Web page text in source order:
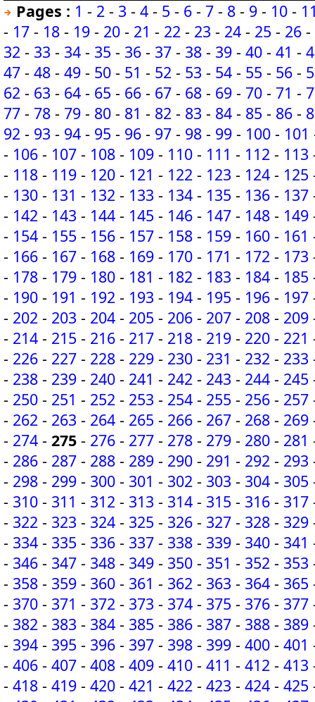
Pages : 1 - 2 - 3 - 4 - 5 - 6 - 7 - 8 - 9 - 10 -
- 17 - 18 - 19 - 20 - 21 - 22 - 23 - 24 - 25 - 26 -
32 - 33 - 34 - 35 - 36 - 37 - 38 - 39 - 40 - 41 -
47 - 48 - 49 - 50 - 51 - 52 - 53 - 54 - 55 - 56 -
62 - 63 - 64 - 65 - 66 - 67 - 68 - 69 - 70 - 71 -
77 - 78 - 79 - 80 - 81 - 82 - 83 - 84 - 85 - 86 -
92 - 93 - 94 - 95 - 96 - 97 - 98 - 99 - 100 - 101
- 106 - 107 - 108 - 109 - 110 - 111 - 112 - 113
- 118 - 119 - 120 - 121 - 122 - 123 - 124 - 125
- 130 - 131 - 132 - 133 - 134 - 135 - 136 - 137
- 142 - 143 - 144 - 145 - 146 - 147 - 148 - 149
- 154 - 155 - 156 - 157 - 158 - 159 - 160 - 161
- 166 - 167 - 168 - 169 - 170 - 171 - 172 - 173
- 178 - 179 - 180 - 181 - 182 - 183 - 184 - 185
- 190 - 191 - 192 - 193 - 194 - 195 - 196 - 197
- 202 - 203 - 204 - 205 - 206 - 207 - 208 - 209
- 214 - 215 - 216 - 217 - 218 - 219 - 220 - 221
- 226 - 227 - 228 - 229 - 230 - 231 - 232 - 233
- 238 - 239 - 240 - 241 - 242 - 243 - 244 - 245
- 250 - 251 - 252 - 253 - 254 - 255 - 256 - 257
- 262 - 263 - 264 - 265 - 266 - 267 - 268 - 269
- 274 - 275 - 276 - 277 - 278 - 279 - 280 - 281
- 286 - 287 - 288 - 289 - 290 - 291 - 292 - 293
- 298 - 299 - 300 - 301 - 302 - 303 - 304 - 305
- 310 - 311 - 312 - 313 - 314 - 315 - 316 - 317
- 322 - 323 - 324 - 325 - 326 - 327 - 328 - 329
- 334 - 335 - 336 - 337 - 338 - 339 - 340 - 341
- 346 - 347 - 348 - 349 - 350 - 351 - 352 - 353
- 358 - 359 - 360 - 361 - 362 - 363 - 364 - 365
- 370 - 371 - 372 - 373 - 374 - 375 - 376 - 377
- 382 - 383 - 384 - 385 - 386 - 387 - 388 - 389
- 394 - 395 - 396 - 397 - 398 - 399 - 400 - 401
- 406 - 407 - 408 - 409 - 410 - 411 - 412 - 413
- 418 - 419 - 420 - 421 - 422 - 423 - 424 - 425